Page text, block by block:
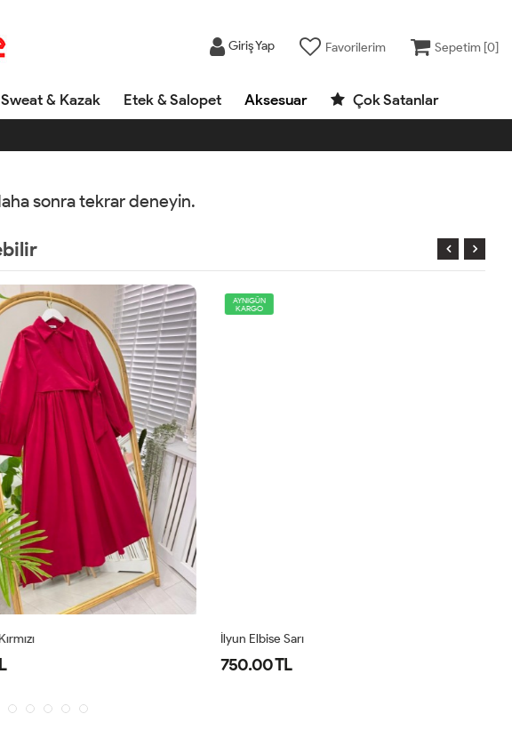
Giriş Yap Favorilerim Sepetim [0]
Sweat & Kazak Etek & Salopet Aksesuar Çok Satanlar
sonra tekrar deneyin.
AYNIGÜN
KARGO
İlyun Elbise Sarı
750.00 TL